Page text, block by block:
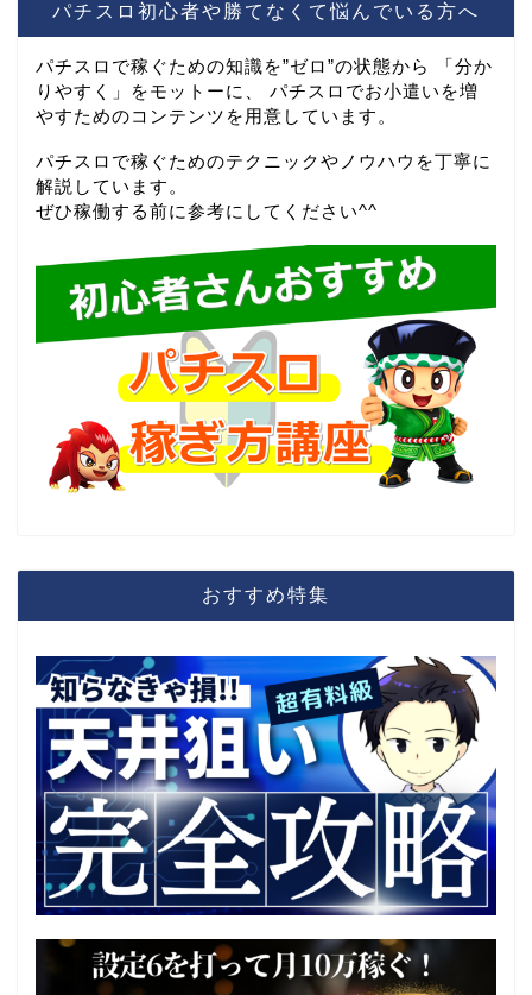
パチスロ初心者や勝てなくて悩んでいる方へ
パチスロで稼ぐための知識を”ゼロ”の状態から 「分か
りやすく」をモットーに、 パチスロでお小遣いを増
やすためのコンテンツを用意しています。
パチスロで稼ぐためのテクニックやノウハウを丁寧に
解説しています。
ぜひ稼働する前に参考にしてください^^
おすすめ特集